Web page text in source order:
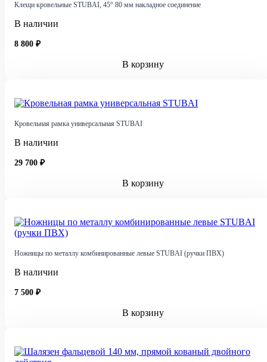
Клещи кровельные STUBAI, 45° 80 мм накладное соединение
В наличии
8 800 ₽
В корзину
Кровельная рамка универсальная STUBAI
В наличии
29 700 ₽
В корзину
Ножницы по металлу комбинированные левые STUBAI (ручки ПВХ)
В наличии
7 500 ₽
В корзину